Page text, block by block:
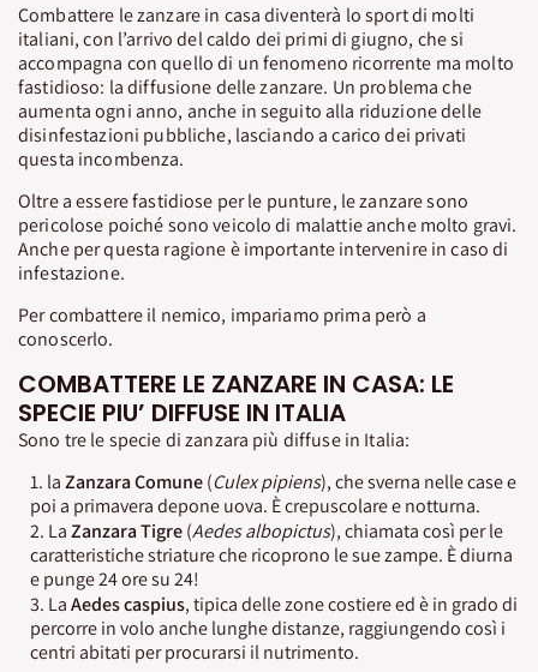
Combattere le zanzare in casa diventerà lo sport di molti
italiani, con l’arrivo del caldo dei primi di giugno, che si
accompagna con quello di un fenomeno ricorrente ma molto
fastidioso: la diffusione delle zanzare. Un problema che
aumenta ogni anno, anche in seguito alla riduzione delle
disinfestazioni pubbliche, lasciando a carico dei privati
questa incombenza.
Oltre a essere fastidiose per le punture, le zanzare sono
pericolose poiché sono veicolo di malattie anche molto gravi.
Anche per questa ragione è importante intervenire in caso di
infestazione.
Per combattere il nemico, impariamo prima però a
conoscerlo.
COMBATTERE LE ZANZARE IN CASA: LE
SPECIE PIU’ DIFFUSE IN ITALIA
Sono tre le specie di zanzara più diffuse in Italia:
laZanzara Comune(Culex pipiens), che sverna nelle case e
poi a primavera depone uova. È crepuscolare e notturna.
LaZanzara Tigre(Aedes albopictus), chiamata così per le
caratteristiche striature che ricoprono le sue zampe. È diurna
e punge 24 ore su 24!
LaAedes caspius, tipica delle zone costiere ed è in grado di
percorre in volo anche lunghe distanze, raggiungendo così i
centri abitati per procurarsi il nutrimento.